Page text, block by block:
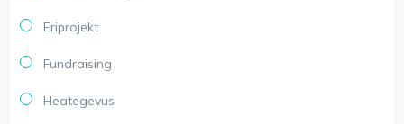
Eriprojekt
Fundraising
Heategevus